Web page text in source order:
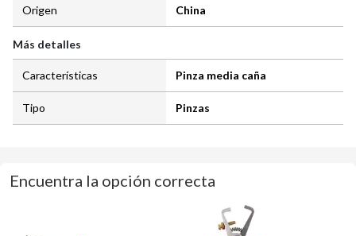
Origen China
Más detalles
Características Pinza media caña
Tipo Pinzas
Encuentra la opción correcta